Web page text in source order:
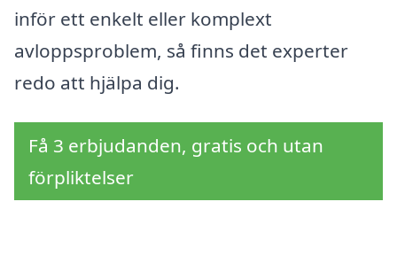
inför ett enkelt eller komplext
avloppsproblem, så finns det experter
redo att hjälpa dig.
Få 3 erbjudanden, gratis och utan
förpliktelser